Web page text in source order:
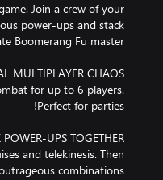
Join a crew of your
power-ups and stack
for up to 6 players.
and telekinesis. Then